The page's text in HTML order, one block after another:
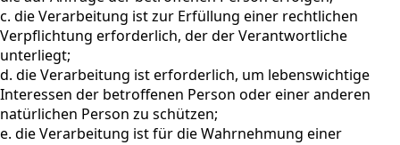
c. die Verarbeitung ist zur Erfüllung einer rechtlichen
Verpflichtung erforderlich, der der Verantwortliche
unterliegt;
d. die Verarbeitung ist erforderlich, um lebenswichtige
Interessen der betroffenen Person oder einer anderen
natürlichen Person zu schützen;
e. die Verarbeitung ist für die Wahrnehmung einer